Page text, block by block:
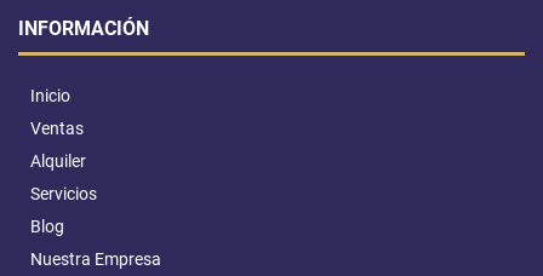
INFORMACIÓN
Inicio
Ventas
Alquiler
Servicios
Blog
Nuestra Empresa